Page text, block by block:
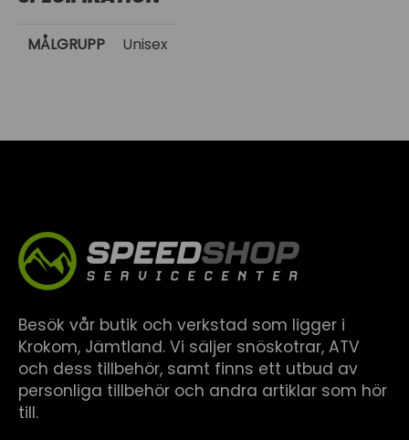
MÅLGRUPP Unisex
Besök vår butik och verkstad som ligger i
Krokom, Jämtland. Vi säljer snöskotrar, ATV
och dess tillbehör, samt finns ett utbud av
personliga tillbehör och andra artiklar som hör
till.